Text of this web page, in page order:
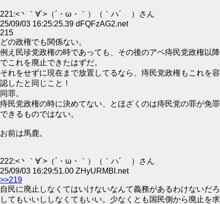
221:<丶｀∀´>（´・ω・｀）（｀ハ´ ）さん
25/09/03 16:25:25.39 dFQFzAG2.net
215
どの政権でも関係ない。
例え民珍党政権の時であっても、その後のアベ痔民党政権以降
でこれを廃止できたはずだ。
それをせずに現在まで放置してるなら、痔民党政権もこれを容
認したと同じこと！
同罪。
痔民党政権の時に決めてない、とほざくのは痔民党の罪が免罪
できるものではない。
お前は馬鹿。
222:<丶｀∀´>（´・ω・｀）（｀ハ´ ）さん
25/09/03 16:29:51.00 ZHyURMBl.net
>>219
自民に廃止しなくてはいけないなんて義務があるわけないだろ
してもいいししなくてもいい。少なくとも国民側から廃止を求